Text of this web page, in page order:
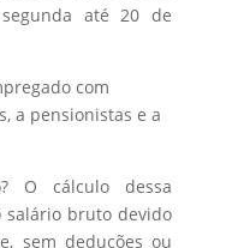
até 20 de
com
a pensionistas e a
O cálculo dessa
salário bruto devido
sem deduções ou